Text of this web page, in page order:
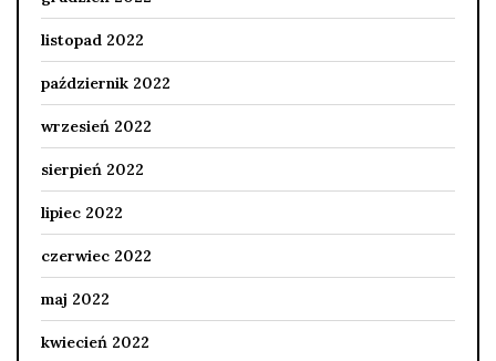
listopad 2022
październik 2022
wrzesień 2022
sierpień 2022
lipiec 2022
czerwiec 2022
maj 2022
kwiecień 2022